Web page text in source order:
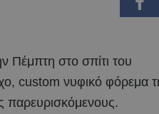
Πέμπτη στο σπίτι του
custom νυφικό φόρεμα
παρευρισκόμενους.